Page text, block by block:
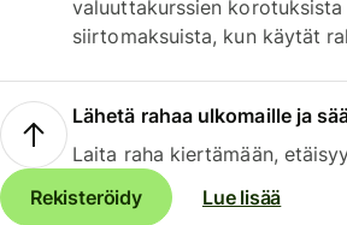
valuuttakurssien
siirtomaksuista, kun käytät
Lähetä rahaa ulkomaille ja
Laita raha kiertämään,
Rekisteröidy
Lue lisää